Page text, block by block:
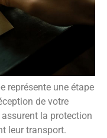
représente une étape
de votre
la protection
leur transport.